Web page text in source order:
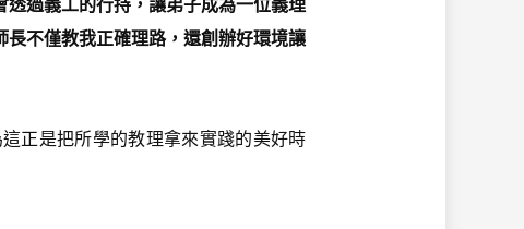
不僅教我正確理路，還創辦好環境讓
正是把所學的教理拿來實踐的美好時